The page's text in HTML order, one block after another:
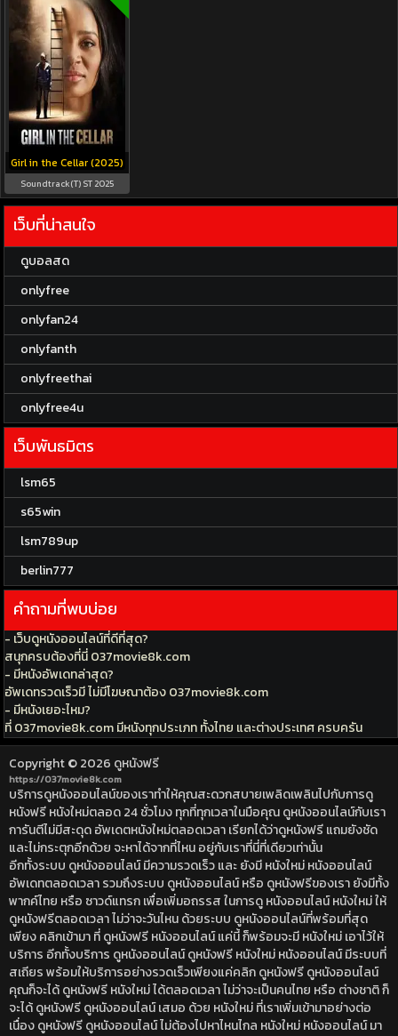
Girl in the Cellar (2025)
Soundtrack(T) ST 2025
เว็บที่น่าสนใจ
ดูบอลสด
onlyfree
onlyfan24
onlyfanth
onlyfreethai
onlyfree4u
เว็บพันธมิตร
lsm65
s65win
lsm789up
berlin777
คำถามที่พบบ่อย
- เว็บดูหนังออนไลน์ที่ดีที่สุด?
สนุกครบต้องที่นี่ 037movie8k.com
- มีหนังอัพเดทล่าสุด?
อัพเดทรวดเร็วมี ไม่มีโฆษณาต้อง 037movie8k.com
- มีหนังเยอะไหม?
ที่ 037movie8k.com มีหนังทุกประเภท ทั้งไทย และต่างประเทศ ครบครัน
Copyright © 2026 ดูหนังฟรี
https://037movie8k.com
บริการดูหนังออนไลน์ของเราทำให้คุณสะดวกสบายเพลิดเพลินไปกับการดู
หนังฟรี หนังใหม่ตลอด 24 ชั่วโมง ทุกที่ทุกเวลาในมือคุณ ดูหนังออนไลน์กับเรา
การันตีไม่มีสะดุด อัพเดตหนังใหม่ตลอดเวลา เรียกได้ว่าดูหนังฟรี แถมยังชัด
และไม่กระตุกอีกด้วย จะหาได้จากที่ไหน อยู่กับเราที่นี่ที่เดียวเท่านั้น
อีกทั้งระบบ ดูหนังออนไลน์ มีความรวดเร็ว และ ยังมี หนังใหม่ หนังออนไลน์
อัพเดทตลอดเวลา รวมถึงระบบ ดูหนังออนไลน์ หรือ ดูหนังฟรีของเรา ยังมีทั้ง
พากค์ไทย หรือ ซาวด์แทรก เพื่อเพิ่มอถรรส ในการดู หนังออนไลน์ หนังใหม่ ให้
ดูหนังฟรีตลอดเวลา ไม่ว่าจะวันไหน ด้วยระบบ ดูหนังออนไลน์ที่พร้อมที่สุด
เพียง คลิกเข้ามา ที่ ดูหนังฟรี หนังออนไลน์ แค่นี้ ก็พร้อมจะมี หนังใหม่ เอาไว้ให้
บริการ อีกทั้งบริการ ดูหนังออนไลน์ ดูหนังฟรี หนังใหม่ หนังออนไลน์ มีระบบที่
สเถียร พร้อมให้บริการอย่างรวดเร็วเพียงแค่คลิก ดูหนังฟรี ดูหนังออนไลน์
คุณก็จะได้ ดูหนังฟรี หนังใหม่ ได้ตลอดเวลา ไม่ว่าจะเป็นคนไทย หรือ ต่างชาติ ก็
จะได้ ดูหนังฟรี ดูหนังออนไลน์ เสมอ ด้วย หนังใหม่ ที่เราเพิ่มเข้ามาอย่างต่อ
เนื่อง ดูหนังฟรี ดูหนังออนไลน์ ไม่ต้องไปหาไหนไกล หนังใหม่ หนังออนไลน์ มา